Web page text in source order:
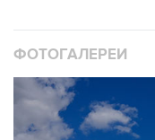
ФОТОГАЛЕРЕИ